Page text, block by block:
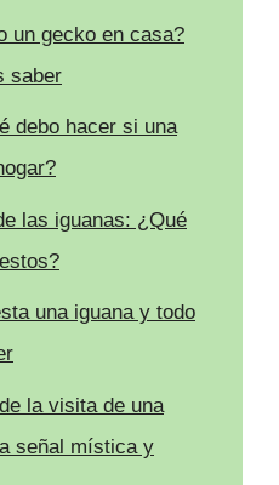
un gecko en casa?
saber
debo hacer si una
las iguanas: ¿Qué
una iguana y todo
la visita de una
señal mística y